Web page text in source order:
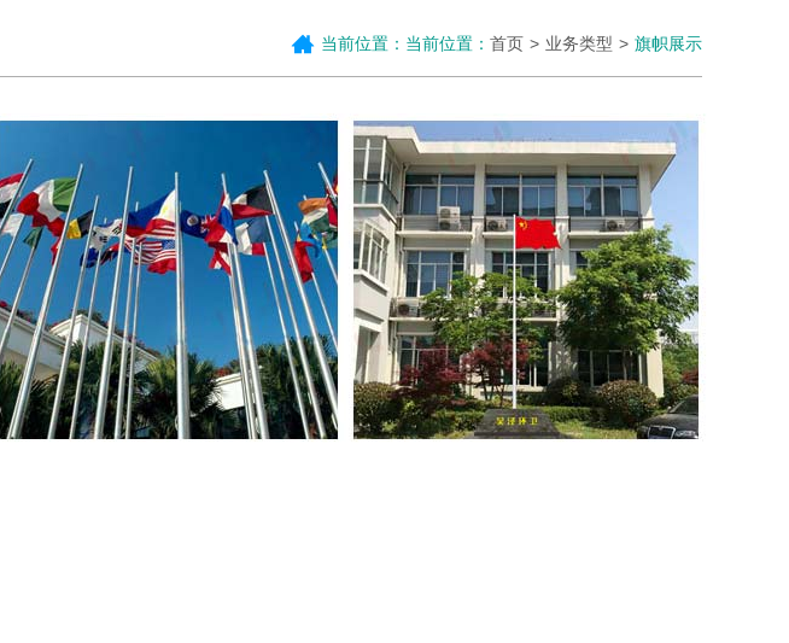
当前位置：当前位置： 首页 业务类型 旗帜展示